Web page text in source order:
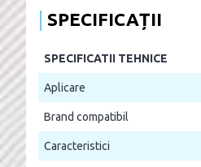
SPECIFICAȚII
SPECIFICATII TEHNICE
Aplicare
Brand compatibil
Caracteristici